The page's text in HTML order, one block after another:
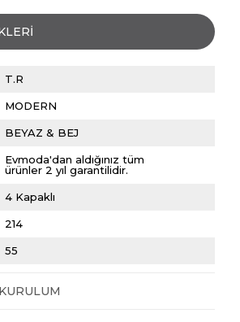
T.R
MODERN
BEYAZ & BEJ
Evmoda'dan aldığınız tüm
ürünler 2 yıl garantilidir.
4 Kapaklı
214
55